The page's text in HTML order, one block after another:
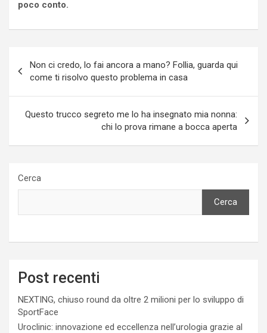
poco conto.
articoli
Non ci credo, lo fai ancora a mano? Follia, guarda qui
come ti risolvo questo problema in casa
Questo trucco segreto me lo ha insegnato mia nonna:
chi lo prova rimane a bocca aperta
Cerca
Cerca
Post recenti
NEXTING, chiuso round da oltre 2 milioni per lo sviluppo di
SportFace
Uroclinic: innovazione ed eccellenza nell’urologia grazie al